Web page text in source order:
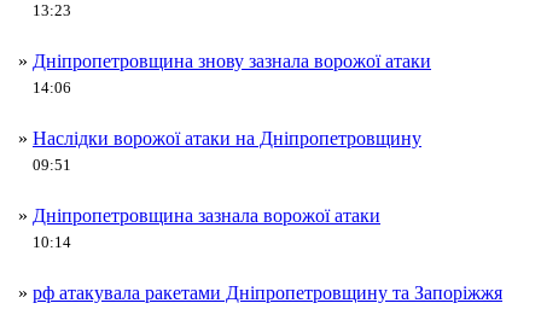
13:23
» Дніпропетровщина знову зазнала ворожої атаки
14:06
» Наслідки ворожої атаки на Дніпропетровщину
09:51
» Дніпропетровщина зазнала ворожої атаки
10:14
» рф атакувала ракетами Дніпропетровщину та Запоріжжя